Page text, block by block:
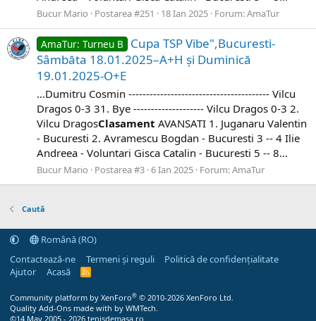
Bucur Mario Postarea #251 18 Ian 2025 Forum:AmaTur
AmaTur: Turneu B
Cupa TSP Vibe",Bucuresti-
Sâmbăta 18.01.2025–A+H și Duminică
19.01.2025-O+E
...Dumitru Cosmin ---------------------------------------- Vilcu
Dragos 0-3 31. Bye -------------------- Vilcu Dragos 0-3 2.
Vilcu Dragos ​Clasament AVANSATI 1. Juganaru Valentin
- Bucuresti 2. Avramescu Bogdan - Bucuresti 3 -- 4 Ilie
Andreea - Voluntari Gisca Catalin - Bucuresti 5 -- 8...
Bucur Mario Postarea #3 6 Ian 2025 Forum:AmaTur
Caută
Română (RO)
Contactează-ne
Termeni și reguli
Politică de confidențialitate
Ajutor
Acasă
R
Community platform by XenForo® © 2010-2026 XenForo Ltd.
Quality Add-Ons made with by WMTech.
©14 May 2005 - 2026 tenisdemasa.ro